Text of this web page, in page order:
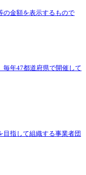
の金額を表示するもので
毎年47都道府県で開催して
指して組織する事業者団